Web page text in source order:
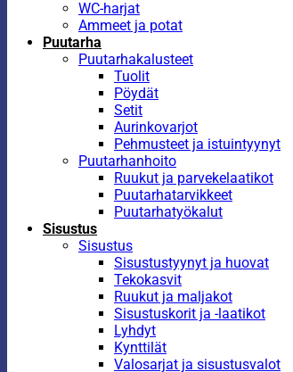
WC-harjat
Ammeet ja potat
Puutarha
Puutarhakalusteet
Tuolit
Pöydät
Setit
Aurinkovarjot
Pehmusteet ja istuintyynyt
Puutarhanhoito
Ruukut ja parvekelaatikot
Puutarhatarvikkeet
Puutarhatyökalut
Sisustus
Sisustus
Sisustustyynyt ja huovat
Tekokasvit
Ruukut ja maljakot
Sisustuskorit ja -laatikot
Lyhdyt
Kynttilät
Valosarjat ja sisustusvalot